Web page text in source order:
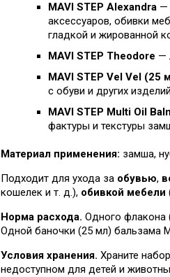
MAVI STEP Alexandra —
аксессуаров, обивки
гладкой и жированной
MAVI STEP Theodore —
MAVI STEP Vel Vel (25
с обуви и других
MAVI STEP Multi Oil
фактуры и текстуры
Материал применения: замша,
Подходит для ухода за обувью,
кошелек и т. д.), обивкой мебели
Норма расхода. Одного флакона
Одной баночки (25 мл) бальзама
Условия хранения. Храните
недоступном для детей и